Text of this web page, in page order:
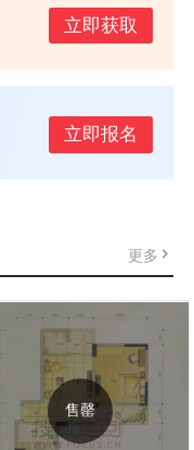
立即获取
立即报名
更多
售罄